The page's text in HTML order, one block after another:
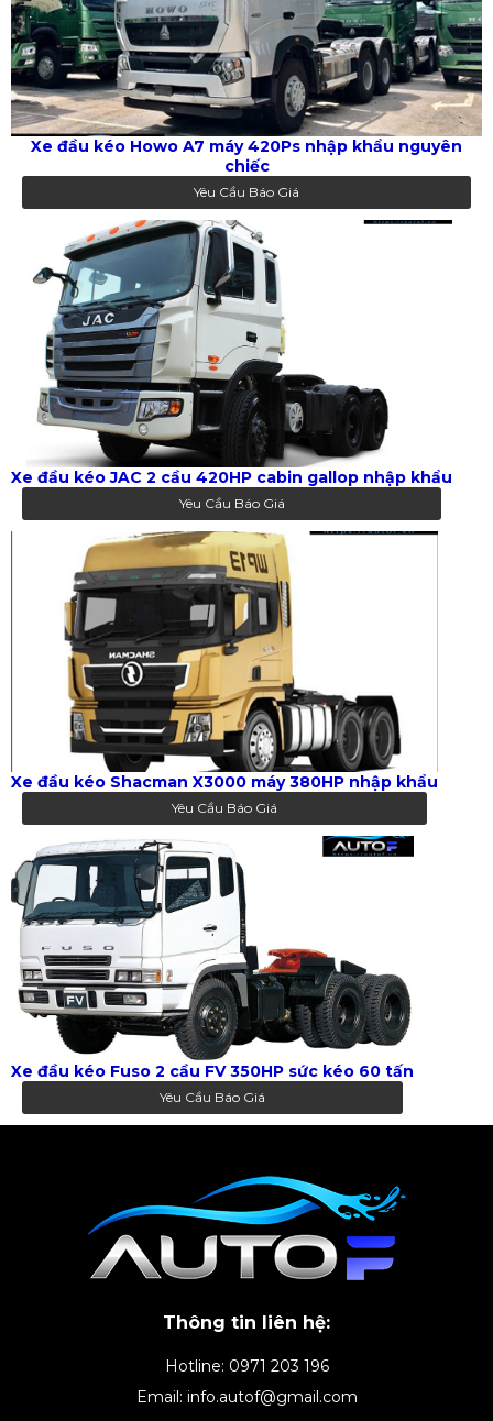
Xe đầu kéo Howo A7 máy 420Ps nhập khẩu nguyên
chiếc
Yêu Cầu Báo Giá
Xe đầu kéo JAC 2 cầu 420HP cabin gallop nhập khẩu
Yêu Cầu Báo Giá
Xe đầu kéo Shacman X3000 máy 380HP nhập khẩu
Yêu Cầu Báo Giá
Xe đầu kéo Fuso 2 cầu FV 350HP sức kéo 60 tấn
Yêu Cầu Báo Giá
Thông tin liên hệ:
Hotline: 0971 203 196
Email: info.autof@gmail.com